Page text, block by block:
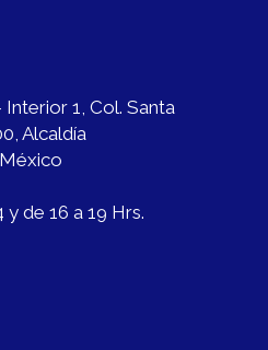
1, Col. Santa
Alcaldía
y de 16 a 19 Hrs.